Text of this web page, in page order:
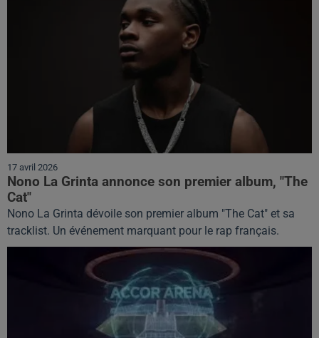
17 avril 2026
Nono La Grinta annonce son premier album, "The
Cat"
Nono La Grinta dévoile son premier album "The Cat" et sa
tracklist. Un événement marquant pour le rap français.